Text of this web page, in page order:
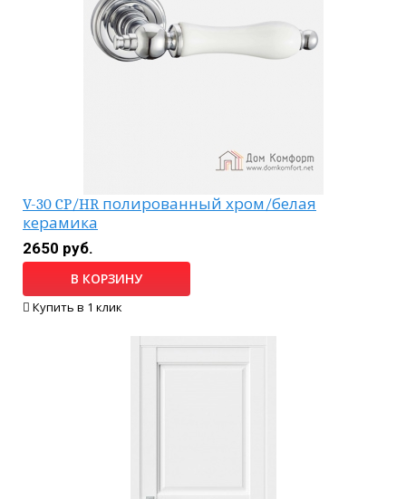
V-30 CP/HR полированный хром/белая
керамика
2650 руб.
В КОРЗИНУ
Купить в 1 клик